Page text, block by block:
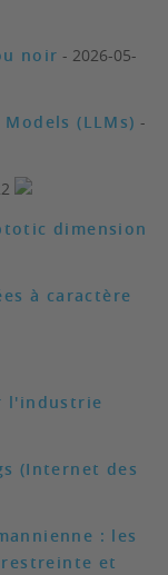
noir - 2026-05-
(LLMs) -
dimension
à caractère
l'industrie
(Internet des
: les
et